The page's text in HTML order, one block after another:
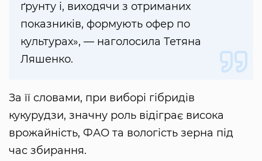
ґрунту і, виходячи з отриманих
показників, формують офер по
культурах», — наголосила Тетяна
Ляшенко.
За її словами, при виборі гібридів
кукурудзи, значну роль відіграє висока
врожайність, ФАО та вологість зерна під
час збирання.